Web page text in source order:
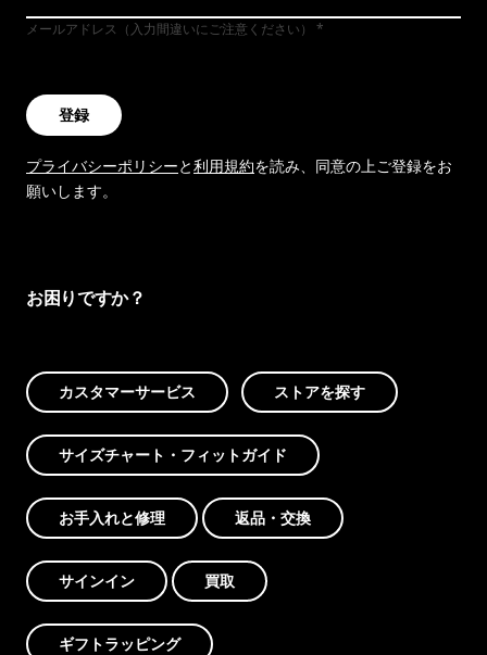
メールアドレス（入力間違いにご注意ください）
登録
プライバシーポリシーと利用規約を読み、同意の上ご登録をお
願いします。
お困りですか？
カスタマーサービス ストアを探す
サイズチャート・フィットガイド
お手入れと修理 返品・交換
サインイン 買取
ギフトラッピング